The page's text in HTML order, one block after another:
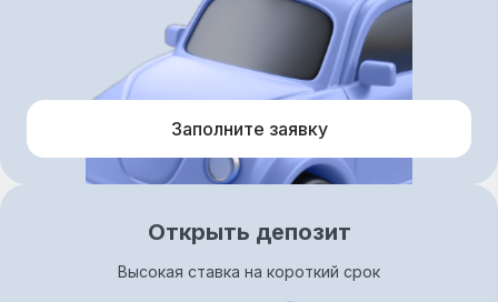
Заполните заявку
Открыть депозит
Высокая ставка на короткий срок